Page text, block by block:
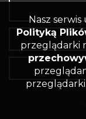
Nasz
Polityką
przeglądarki